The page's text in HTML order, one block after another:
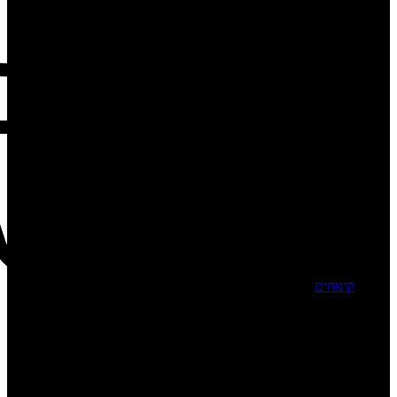
קינוחים